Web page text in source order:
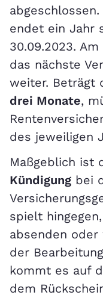
endet ein Jahr
30.09.2023.
das nächste
weiter. Beträgt
drei Monate,
des jeweiligen
Maßgeblich ist
Kündigung bei
spielt
absenden
der
kommt es auf
dem